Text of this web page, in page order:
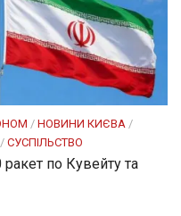
/ НОВИНИ КИЄВА /
/ СУСПІЛЬСТВО
по Кувейту та